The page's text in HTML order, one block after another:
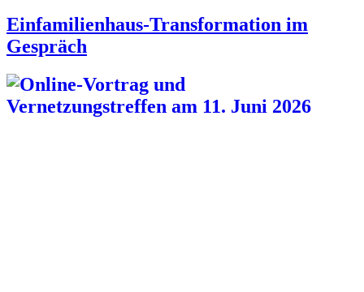
Einfamilienhaus-Transformation im
Gespräch